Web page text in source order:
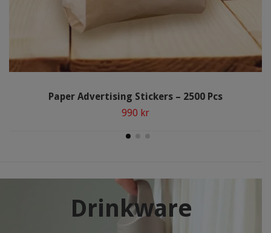
Drinkware
Paper Advertising Stickers – 2500 Pcs
990 kr